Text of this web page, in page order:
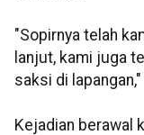
"Sopirnya telah
lanjut, kami juga
saksi di
Kejadian berawal